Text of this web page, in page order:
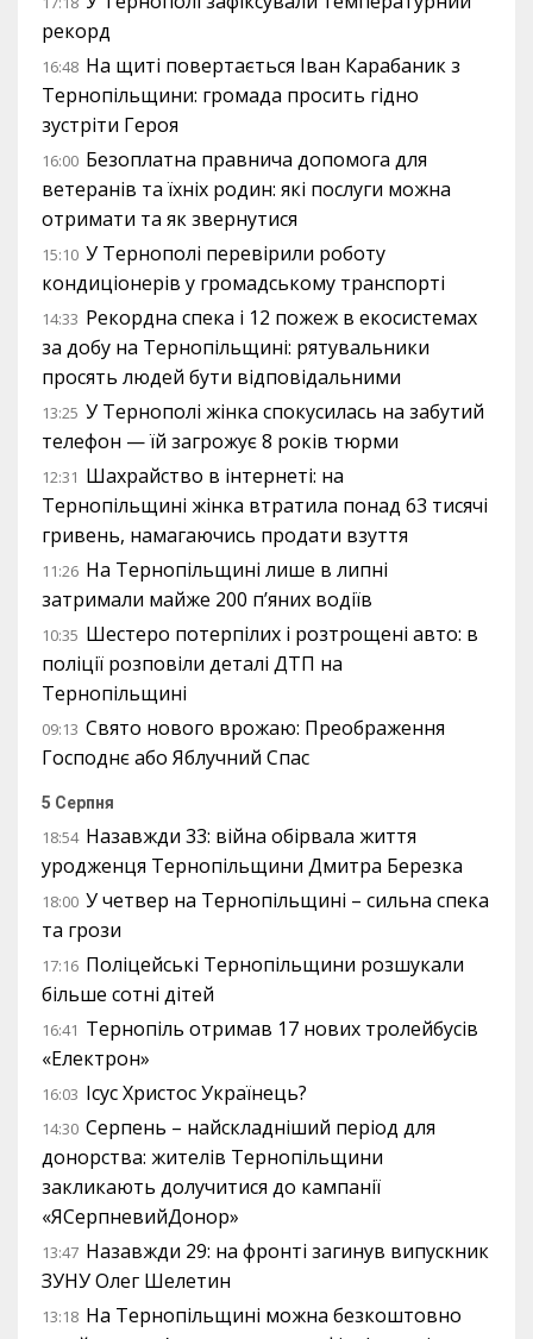
рекорд
16:48 На щиті повертається Іван Карабаник з
Тернопільщини: громада просить гідно
зустріти Героя
16:00 Безоплатна правнича допомога для
ветеранів та їхніх родин: які послуги можна
отримати та як звернутися
15:10 У Тернополі перевірили роботу
кондиціонерів у громадському транспорті
14:33 Рекордна спека і 12 пожеж в екосистемах
за добу на Тернопільщині: рятувальники
просять людей бути відповідальними
13:25 У Тернополі жінка спокусилась на забутий
телефон — їй загрожує 8 років тюрми
12:31 Шахрайство в інтернеті: на
Тернопільщині жінка втратила понад 63 тисячі
гривень, намагаючись продати взуття
11:26 На Тернопільщині лише в липні
затримали майже 200 п’яних водіїв
10:35 Шестеро потерпілих і розтрощені авто: в
поліції розповіли деталі ДТП на
Тернопільщині
09:13 Свято нового врожаю: Преображення
Господнє або Яблучний Спас
5 Серпня
18:54 Назавжди 33: війна обірвала життя
уродженця Тернопільщини Дмитра Березка
18:00 У четвер на Тернопільщині – сильна спека
та грози
17:16 Поліцейські Тернопільщини розшукали
більше сотні дітей
16:41 Тернопіль отримав 17 нових тролейбусів
«Електрон»
16:03 Ісус Христос Українець?
14:30 Серпень – найскладніший період для
донорства: жителів Тернопільщини
закликають долучитися до кампанії
«ЯСерпневийДонор»
13:47 Назавжди 29: на фронті загинув випускник
ЗУНУ Олег Шелетин
13:18 На Тернопільщині можна безкоштовно